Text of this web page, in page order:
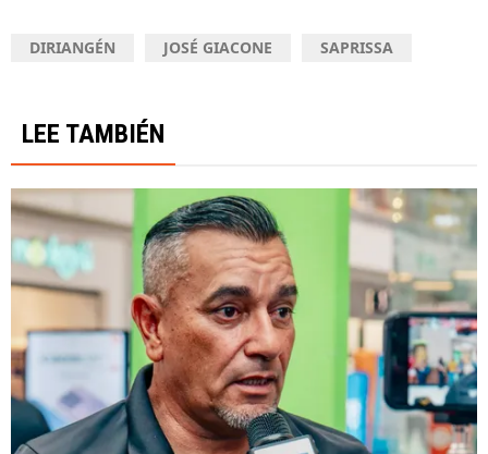
DIRIANGÉN JOSÉ GIACONE SAPRISSA
LEE TAMBIÉN